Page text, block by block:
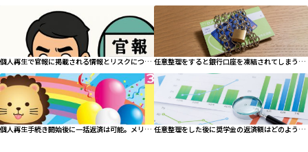
個人再生で官報に掲載される情報とリスクについて 任意整理をすると銀行口座を凍結されてしまうのか？
個人再生手続き開始後に一括返済は可能。メリットとデメリットを解説 任意整理をした後に奨学金の返済額はどのように変化するのか？